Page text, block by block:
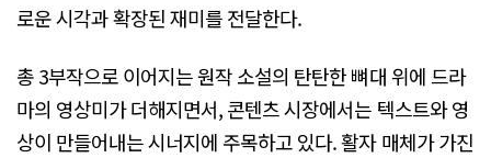
로운 시각과 확장된 재미를 전달한다.
총 3부작으로 이어지는 원작 소설의 탄탄한 뼈대 위에 드라
마의 영상미가 더해지면서, 콘텐츠 시장에서는 텍스트와 영
상이 만들어내는 시너지에 주목하고 있다. 활자 매체가 가진